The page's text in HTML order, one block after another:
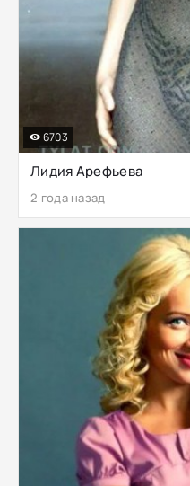
Лидия Арефьева
2 года назад
6703